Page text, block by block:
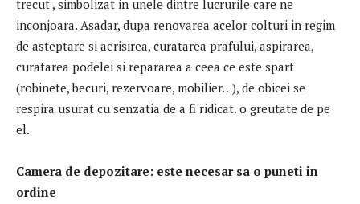
trecut , simbolizat in unele dintre lucrurile care ne
inconjoara. Asadar, dupa renovarea acelor colturi in regim
de asteptare si aerisirea, curatarea prafului, aspirarea,
curatarea podelei si repararea a ceea ce este spart
(robinete, becuri, rezervoare, mobilier…), de obicei se
respira usurat cu senzatia de a fi ridicat. o greutate de pe
el.
Camera de depozitare: este necesar sa o puneti in
ordine